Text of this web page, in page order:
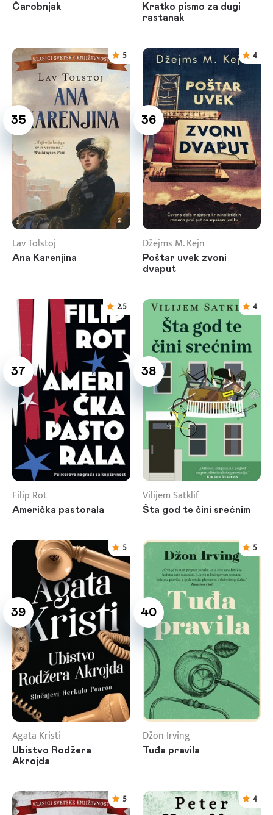
Čarobnjak
Kratko pismo za dugi
rastanak
35
5
Lav Tolstoj
Ana Karenjina
36
4
Džejms M. Kejn
Poštar uvek zvoni
dvaput
37
2.5
Filip Rot
Američka pastorala
38
4
Vilijem Satklif
Šta god te čini srećnim
39
5
Agata Kristi
Ubistvo Rodžera
Akrojda
40
5
Džon Irving
Tuđa pravila
5 4